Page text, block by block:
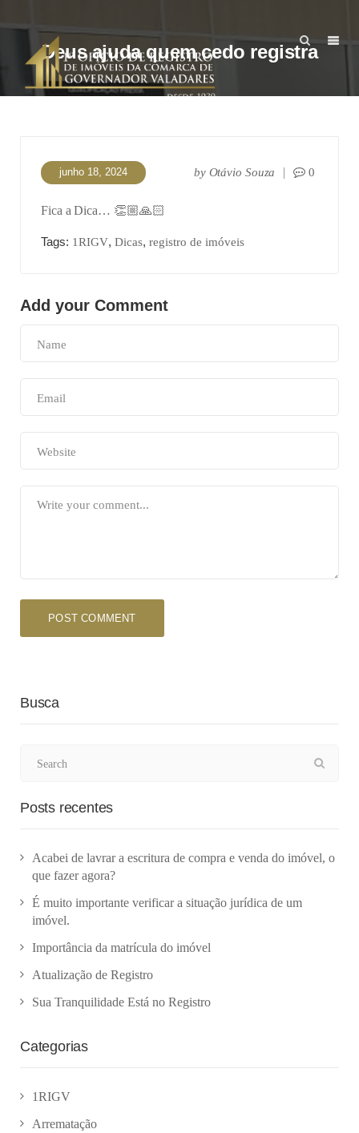
Deus ajuda quem cedo registra
junho 18, 2024 by Otávio Souza 0
Fica a Dica… 👏🏼🙏🏻
Tags: 1RIGV, Dicas, registro de imóveis
Add your Comment
Busca
Posts recentes
Acabei de lavrar a escritura de compra e venda do imóvel, o
que fazer agora?
É muito importante verificar a situação jurídica de um
imóvel.
Importância da matrícula do imóvel
Atualização de Registro
Sua Tranquilidade Está no Registro
Categorias
1RIGV
Arrematação